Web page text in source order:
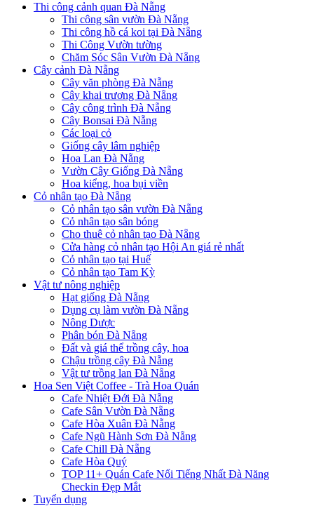
Thi công cảnh quan Đà Nẵng
Thi công sân vườn Đà Nẵng
Thi công hồ cá koi tại Đà Nẵng
Thi Công Vườn tường
Chăm Sóc Sân Vườn Đà Nẵng
Cây cảnh Đà Nẵng
Cây văn phòng Đà Nẵng
Cây khai trương Đà Nẵng
Cây công trình Đà Nẵng
Cây Bonsai Đà Nẵng
Các loại cỏ
Giống cây lâm nghiệp
Hoa Lan Đà Nẵng
Vườn Cây Giống Đà Nẵng
Hoa kiểng, hoa bụi viền
Cỏ nhân tạo Đà Nẵng
Cỏ nhân tạo sân vườn Đà Nẵng
Cỏ nhân tạo sân bóng
Cho thuê cỏ nhân tạo Đà Nẵng
Cửa hàng cỏ nhân tạo Hội An giá rẻ nhất
Cỏ nhân tạo tại Huế
Cỏ nhân tạo Tam Kỳ
Vật tư nông nghiệp
Hạt giống Đà Nẵng
Dụng cụ làm vườn Đà Nẵng
Nông Dược
Phân bón Đà Nẵng
Đất và giá thể trồng cây, hoa
Chậu trồng cây Đà Nẵng
Vật tư trồng lan Đà Nẵng
Hoa Sen Việt Coffee - Trà Hoa Quán
Cafe Nhiệt Đới Đà Nẵng
Cafe Sân Vườn Đà Nẵng
Cafe Hòa Xuân Đà Nẵng
Cafe Ngũ Hành Sơn Đà Nẵng
Cafe Chill Đà Nẵng
Cafe Hòa Quý
TOP 11+ Quán Cafe Nổi Tiếng Nhất Đà Năng
Checkin Đẹp Mắt
Tuyển dụng